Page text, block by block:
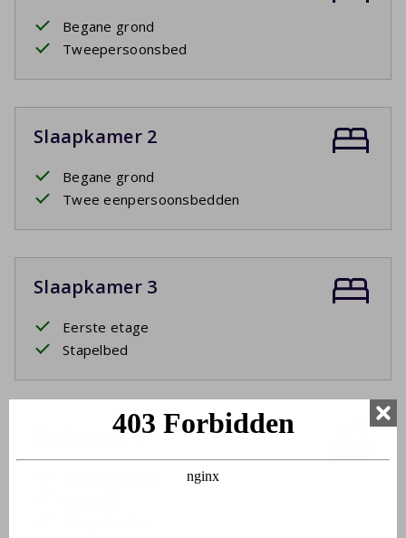
Begane grond
Tweepersoonsbed
Slaapkamer 2
Begane grond
Twee eenpersoonsbedden
Slaapkamer 3
Eerste etage
Stapelbed
Badkamer 1